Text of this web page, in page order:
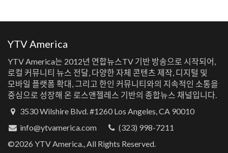
YTV America
YTV America는 2012년 연합뉴스TV 기반 방송으로 시작되어,
로컬 커뮤니티 뉴스 전달, 다양한 자체 콘텐츠 제작, 디지털 및
모바일 플랫폼 확대, 그리고 한인 커뮤니티와의 지속적인 소통을
중심으로 성장해 온 로스앤젤레스 기반의 종합뉴스 채널입니다.
3530 Wilshire Blvd. #1260 Los Angeles, CA 90010
info@ytvamerica.com
(323) 998-7211
©2026 YTV America., All Rights Reserved.